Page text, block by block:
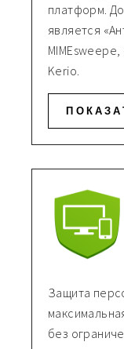
платформ.
является
Kerio.
Защита
без